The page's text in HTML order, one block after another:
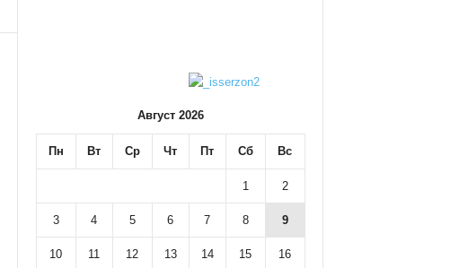
Август 2026
Пн Вт Ср Чт Пт Сб Вс
1 2
3 4 5 6 7 8 9
10 11 12 13 14 15 16